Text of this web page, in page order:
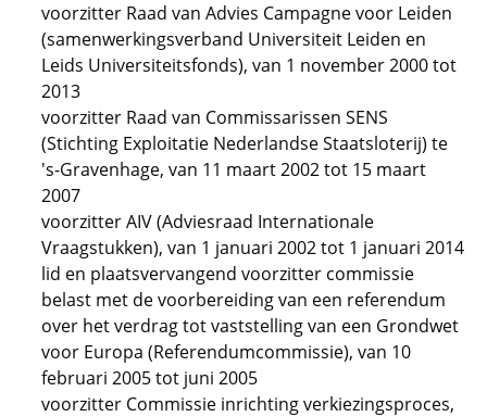
voorzitter Raad van Advies Campagne voor Leiden
(samenwerkingsverband Universiteit Leiden en
Leids Universiteitsfonds), van 1 november 2000 tot
2013
voorzitter Raad van Commissarissen SENS
(Stichting Exploitatie Nederlandse Staatsloterij) te
's-Gravenhage, van 11 maart 2002 tot 15 maart
2007
voorzitter AIV (Adviesraad Internationale
Vraagstukken), van 1 januari 2002 tot 1 januari 2014
lid en plaatsvervangend voorzitter commissie
belast met de voorbereiding van een referendum
over het verdrag tot vaststelling van een Grondwet
voor Europa (Referendumcommissie), van 10
februari 2005 tot juni 2005
voorzitter Commissie inrichting verkiezingsproces,